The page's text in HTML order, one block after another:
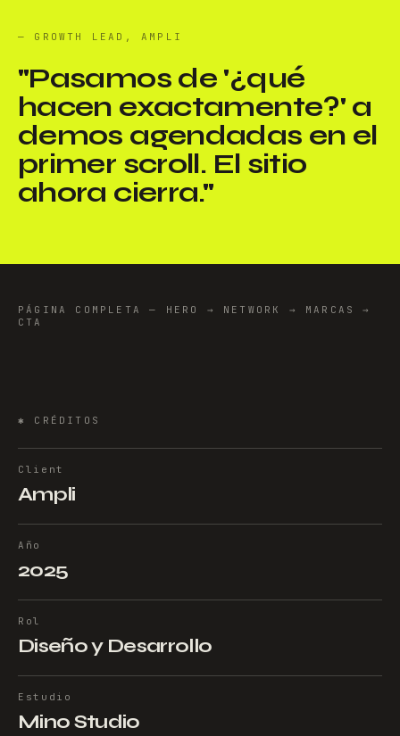
— GROWTH LEAD, AMPLI
"Pasamos de '¿qué
hacen exactamente?' a
demos agendadas en el
primer scroll. El sitio
ahora cierra."
PÁGINA COMPLETA — HERO → NETWORK → MARCAS →
CTA
✱ CRÉDITOS
Client
Ampli
Año
2025
Rol
Diseño y Desarrollo
Estudio
Mino Studio